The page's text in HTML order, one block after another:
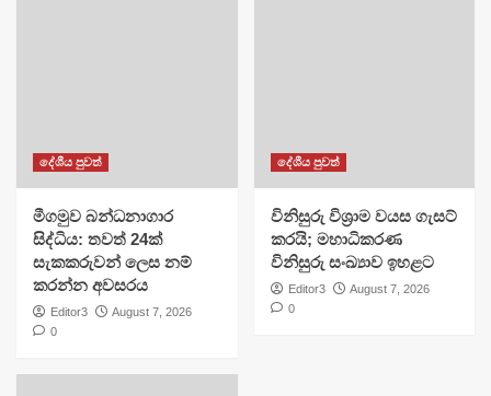
දේශීය පුවත්
මීගමුව බන්ධනාගාර
සිද්ධිය: තවත් 24ක්
සැකකරුවන් ලෙස නම්
කරන්න අවසරය
Editor3
August 7, 2026
0
දේශීය පුවත්
විනිසුරු විශ්‍රාම වයස ගැසට්
කරයි; මහාධිකරණ
විනිසුරු සංඛ්‍යාව ඉහළට
Editor3
August 7, 2026
0